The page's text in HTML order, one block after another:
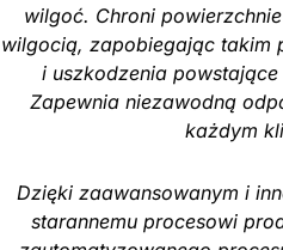
wilgoć. Chroni
wilgocią, zapobiegając takim
i uszkodzenia powstające
Zapewnia niezawodną
każdym
Dzięki zaawansowanym i
starannemu procesowi